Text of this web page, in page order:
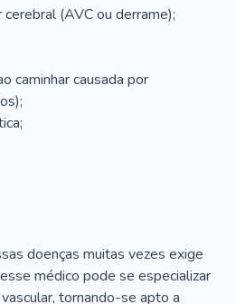
(AVC ou derrame);
caminhar causada por
doenças muitas vezes exige
médico pode se especializar
tornando-se apto a